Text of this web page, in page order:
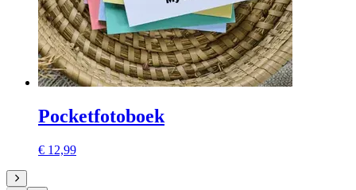
Pocketfotoboek
€ 12,99